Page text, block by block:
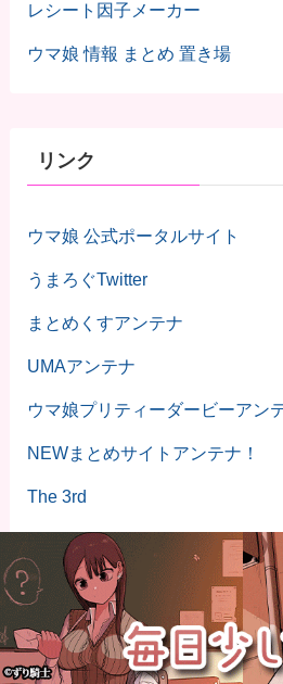
レシート因子メーカー
ウマ娘 情報 まとめ 置き場
リンク
ウマ娘 公式ポータルサイト
うまろぐTwitter
まとめくすアンテナ
UMAアンテナ
ウマ娘プリティーダービーアン
NEWまとめサイトアンテナ！
The 3rd
ウマ娘リーダー
ウマ娘まとめランキング
とろたまヘッドライン
しぃアンテナ(*ﾟーﾟ)